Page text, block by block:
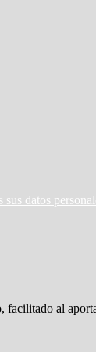
datos
facilitado al